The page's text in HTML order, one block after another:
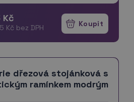
Kč
Kč bez DPH
dřezová stojánková s
ramínkem modrým